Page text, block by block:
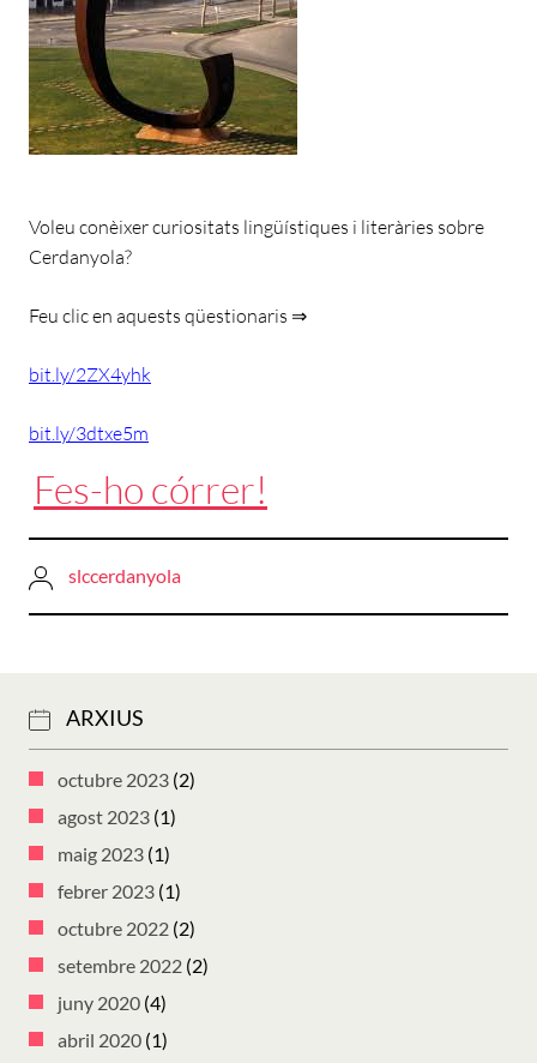
Voleu conèixer curiositats lingüístiques i literàries sobre
Cerdanyola?
Feu clic en aquests qüestionaris ⇒
bit.ly/2ZX4yhk
bit.ly/3dtxe5m
Fes-ho córrer!
slccerdanyola
ARXIUS
octubre 2023 (2)
agost 2023 (1)
maig 2023 (1)
febrer 2023 (1)
octubre 2022 (2)
setembre 2022 (2)
juny 2020 (4)
abril 2020 (1)